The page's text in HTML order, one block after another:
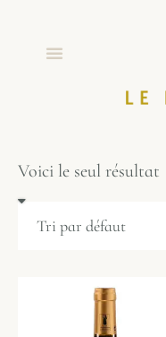
Voici le seul résultat